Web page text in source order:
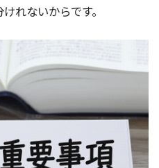
れないからです。